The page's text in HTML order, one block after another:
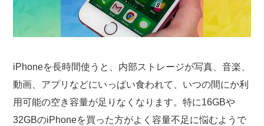
iPhoneを長時間使うと、内部ストレージが写真、音楽、
動画、アプリなどにいっぱい食われて、いつの間にか利
用可能の空き容量が足りなくなります。特に16GBや
32GBのiPhoneを買った方がよく容量不足に悩むようで